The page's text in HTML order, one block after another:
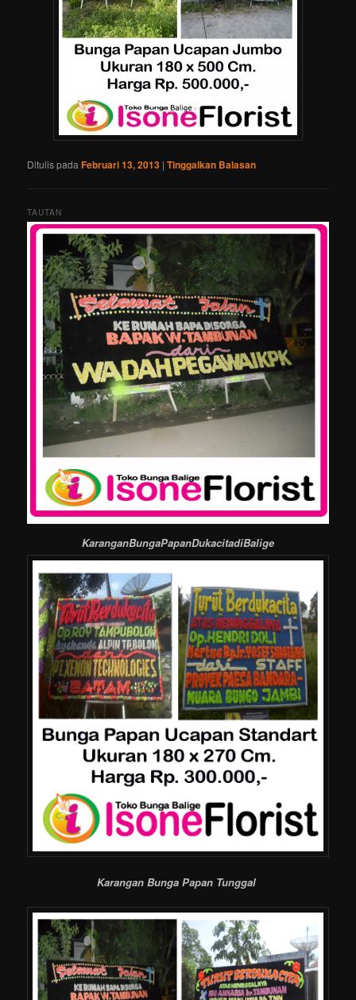
Ditulis padaFebruari 13, 2013 |Tinggalkan Balasan
TAUTAN
KaranganBungaPapanDukacitadiBalige
Karangan Bunga Papan Tunggal